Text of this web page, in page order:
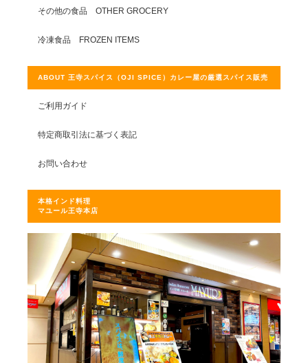
その他の食品 OTHER GROCERY
冷凍食品 FROZEN ITEMS
ABOUT 王寺スパイス（OJI SPICE）カレー屋の厳選スパイス販売
ご利用ガイド
特定商取引法に基づく表記
お問い合わせ
本格インド料理
マユール王寺本店